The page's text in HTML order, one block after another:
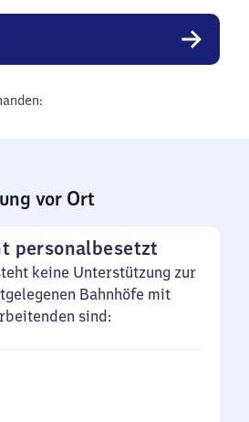
vor Ort
personalbesetzt
keine Unterstützung zur
Bahnhöfe mit
sind: